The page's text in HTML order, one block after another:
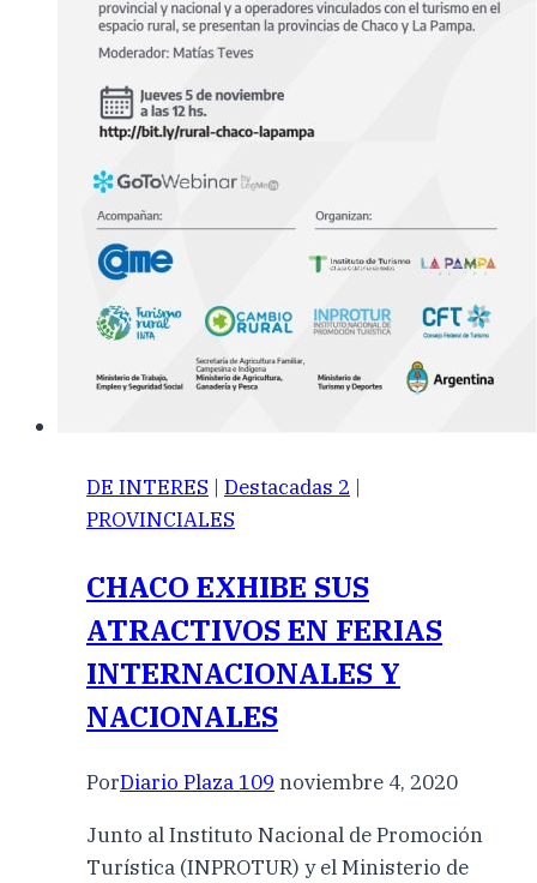
DE INTERES | Destacadas 2 |
PROVINCIALES
CHACO EXHIBE SUS
ATRACTIVOS EN FERIAS
INTERNACIONALES Y
NACIONALES
PorDiario Plaza 109 noviembre 4, 2020
Junto al Instituto Nacional de Promoción
Turística (INPROTUR) y el Ministerio de